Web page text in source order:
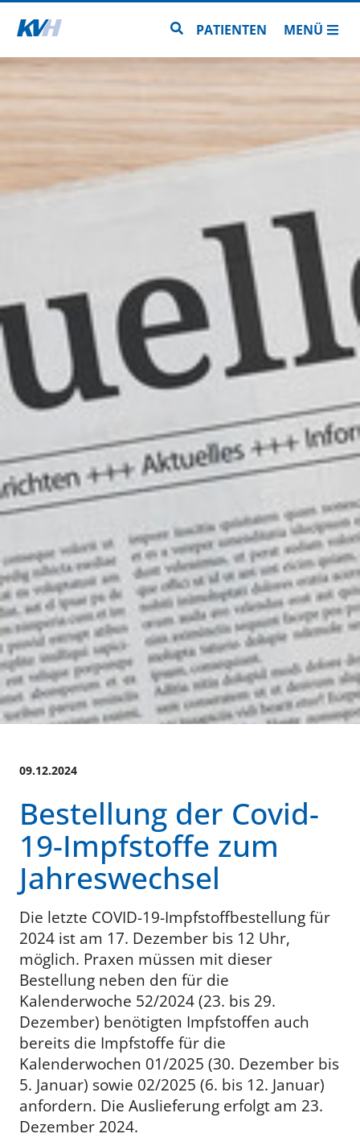
Zur Startseite Zur Seitensuche
PATIENTEN MENÜ
09.12.2024
Bestellung der Covid-
19-Impfstoffe zum
Jahreswechsel
Die letzte COVID-19-Impfstoffbestellung für
2024 ist am 17. Dezember bis 12 Uhr,
möglich. Praxen müssen mit dieser
Bestellung neben den für die
Kalenderwoche 52/2024 (23. bis 29.
Dezember) benötigten Impfstoffen auch
bereits die Impfstoffe für die
Kalenderwochen 01/2025 (30. Dezember bis
5. Januar) sowie 02/2025 (6. bis 12. Januar)
anfordern. Die Auslieferung erfolgt am 23.
Dezember 2024.